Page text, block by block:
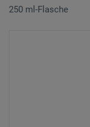
250 ml-Flasche